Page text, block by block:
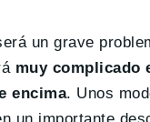
un grave
muy complicado
encima. Unos